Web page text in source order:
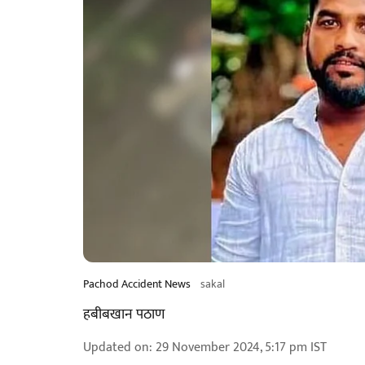
Pachod Accident News sakal
हबीबखान पठाण
Updated on: 29 November 2024, 5:17 pm IST